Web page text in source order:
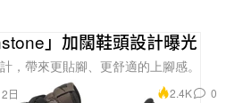
」加闊鞋頭設計曝光
，帶來更貼腳、更舒適的上腳感。
日 2.4K 0